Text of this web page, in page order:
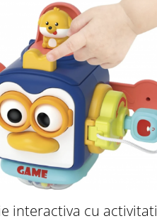
interactiva cu activitati